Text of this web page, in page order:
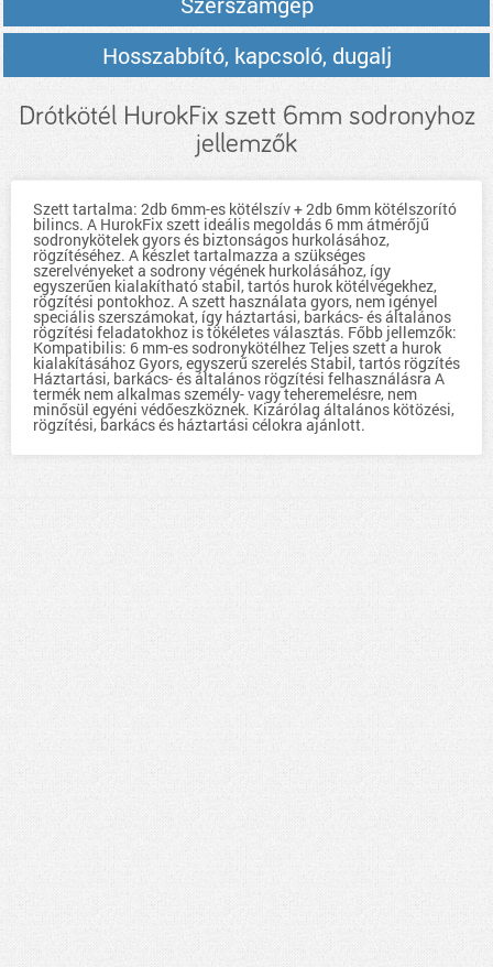
Hosszabbító, kapcsoló, dugalj
Drótkötél HurokFix szett 6mm sodronyhoz
jellemzők
Szett tartalma: 2db 6mm-es kötélszív + 2db 6mm kötélszorító
bilincs. A HurokFix szett ideális megoldás 6 mm átmérőjű
sodronykötelek gyors és biztonságos hurkolásához,
rögzítéséhez. A készlet tartalmazza a szükséges
szerelvényeket a sodrony végének hurkolásához, így
egyszerűen kialakítható stabil, tartós hurok kötélvégekhez,
rögzítési pontokhoz. A szett használata gyors, nem igényel
speciális szerszámokat, így háztartási, barkács- és általános
rögzítési feladatokhoz is tökéletes választás. Főbb jellemzők:
Kompatibilis: 6 mm-es sodronykötélhez Teljes szett a hurok
kialakításához Gyors, egyszerű szerelés Stabil, tartós rögzítés
Háztartási, barkács- és általános rögzítési felhasználásra A
termék nem alkalmas személy- vagy teheremelésre, nem
minősül egyéni védőeszköznek. Kizárólag általános kötözési,
rögzítési, barkács és háztartási célokra ajánlott.